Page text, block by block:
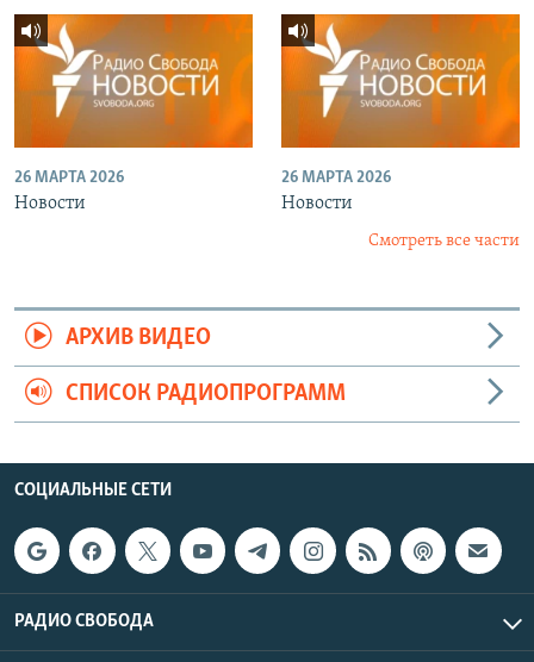
26 МАРТА 2026
Новости
26 МАРТА 2026
Новости
Смотреть все части
АРХИВ ВИДЕО
СПИСОК РАДИОПРОГРАММ
СОЦИАЛЬНЫЕ СЕТИ
РАДИО СВОБОДА